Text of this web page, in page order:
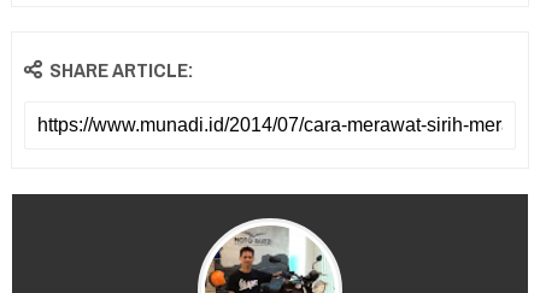
SHARE ARTICLE: